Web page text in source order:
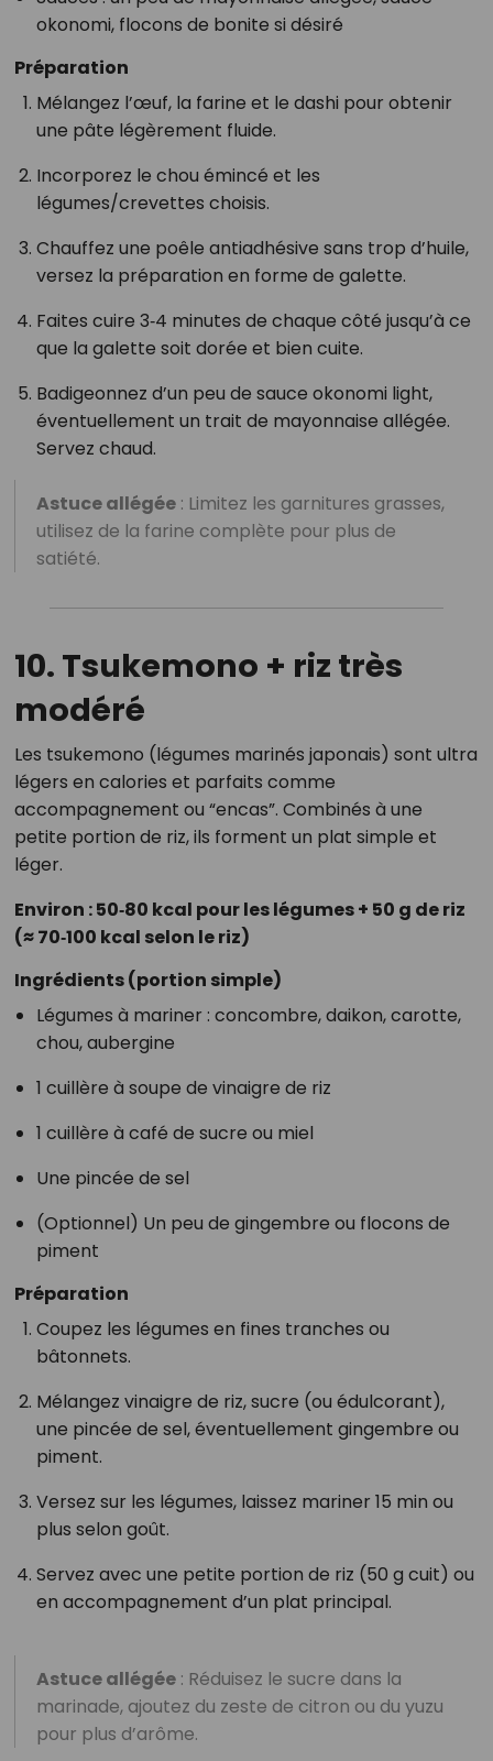
okonomi, flocons de bonite si désiré
Préparation
Mélangez l’œuf, la farine et le dashi pour obtenir
une pâte légèrement fluide.
Incorporez le chou émincé et les
légumes/crevettes choisis.
Chauffez une poêle antiadhésive sans trop d’huile,
versez la préparation en forme de galette.
Faites cuire 3‑4 minutes de chaque côté jusqu’à ce
que la galette soit dorée et bien cuite.
Badigeonnez d’un peu de sauce okonomi light,
éventuellement un trait de mayonnaise allégée.
Servez chaud.
Astuce allégée: Limitez les garnitures grasses,
utilisez de la farine complète pour plus de
satiété.
10. Tsukemono + riz très
modéré
Les tsukemono (légumes marinés japonais) sont ultra
légers en calories et parfaits comme
accompagnement ou “encas”. Combinés à une
petite portion de riz, ils forment un plat simple et
léger.
Environ : 50‑80 kcal pour les légumes + 50 g de riz
(≈ 70‑100 kcal selon le riz)
Ingrédients (portion simple)
Légumes à mariner : concombre, daikon, carotte,
chou, aubergine
1 cuillère à soupe de vinaigre de riz
1 cuillère à café de sucre ou miel
Une pincée de sel
(Optionnel) Un peu de gingembre ou flocons de
piment
Préparation
Coupez les légumes en fines tranches ou
bâtonnets.
Mélangez vinaigre de riz, sucre (ou édulcorant),
une pincée de sel, éventuellement gingembre ou
piment.
Versez sur les légumes, laissez mariner 15 min ou
plus selon goût.
Servez avec une petite portion de riz (50 g cuit) ou
en accompagnement d’un plat principal.
Astuce allégée: Réduisez le sucre dans la
marinade, ajoutez du zeste de citron ou du yuzu
pour plus d’arôme.